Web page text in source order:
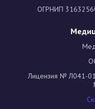
ОГРНИП
Лицензия № Л041-